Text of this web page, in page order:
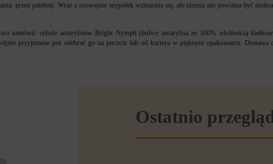
przez patelnię. Wraz z rozwojem szypułek wzmacnia się, ale ziemia nie powinna być
zamówić cebule amarylisów Bright Nymph (bulwy amarylisa ze 100% zdolnością
przyjemnie jest odebrać go na poczcie lub od kuriera w pięknym opakowaniu.
Ostatnio